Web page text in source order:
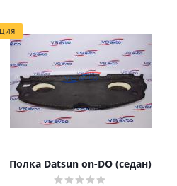
Полка Datsun on-DO (седан)